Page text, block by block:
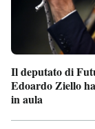
Il deputato di
Edoardo Ziello
in aula